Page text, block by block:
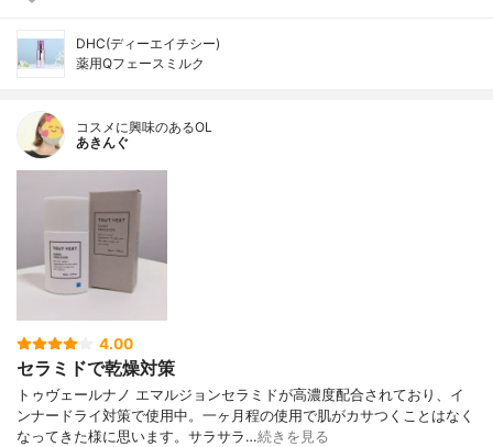
DHC(ディーエイチシー)
薬用Qフェースミルク
コスメに興味のあるOL
あきんぐ
4.00
セラミドで乾燥対策
トゥヴェールナノ エマルジョンセラミドが高濃度配合されており、イ
ンナードライ対策で使用中。一ヶ月程の使用で肌がカサつくことはなく
なってきた様に思います。サラサラ…続きを見る